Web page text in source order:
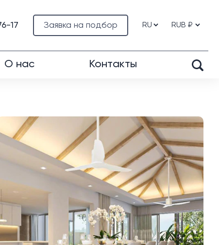
Заявка на подбор
17
О нас Контакты